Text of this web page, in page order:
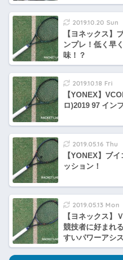
2019.10.20 Sun
【ヨネックス】
ンプレ！低く早
味！？
2019.10.18 Fri
【YONEX】
ロ)2019 97 イン
2019.05.16 Thu
【YONEX】ブ
ッション！
2019.05.13 Mon
【ヨネックス】
競技者に好まれ
すいパワーアシ